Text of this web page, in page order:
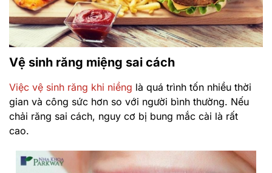
Vệ sinh răng miệng sai cách
Việc vệ sinh răng khi niềng là quá trình tốn nhiều thời
gian và công sức hơn so với người bình thường. Nếu
chải răng sai cách, nguy cơ bị bung mắc cài là rất
cao.